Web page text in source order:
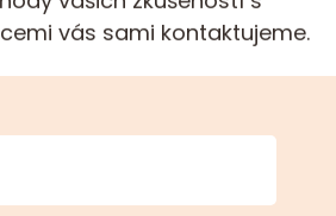
vás sami kontaktujeme.